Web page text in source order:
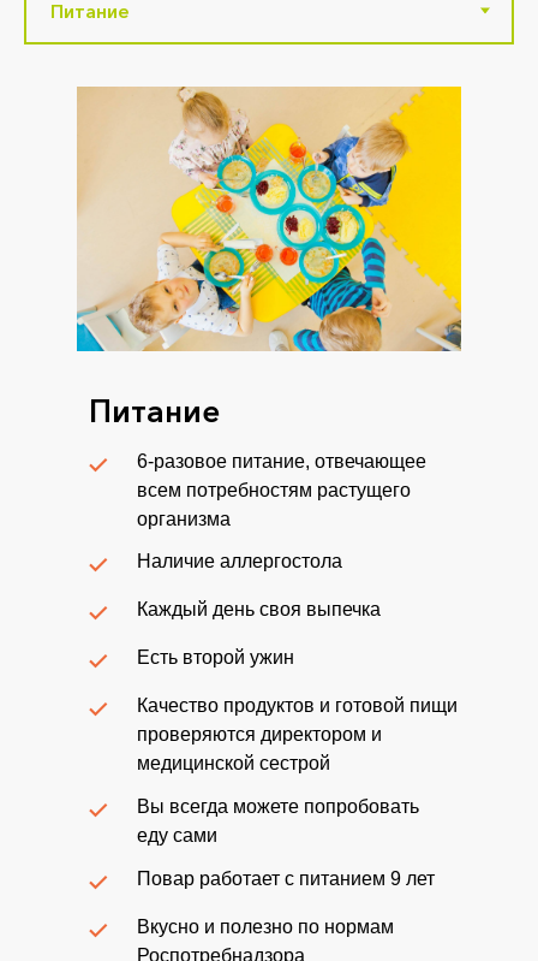
Питание
6-разовое питание, отвечающее
всем потребностям растущего
организма
Наличие аллергостола
Каждый день своя выпечка
Есть второй ужин
Качество продуктов и готовой пищи
проверяются директором и
медицинской сестрой
Вы всегда можете попробовать
еду сами
Повар работает с питанием 9 лет
Вкусно и полезно по нормам
Роспотребнадзора